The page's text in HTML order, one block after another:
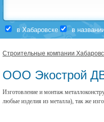
в Хабаровске в
Строительные компании
ООО Экострой
Изготовление и монтаж
любые изделия из металла), так же